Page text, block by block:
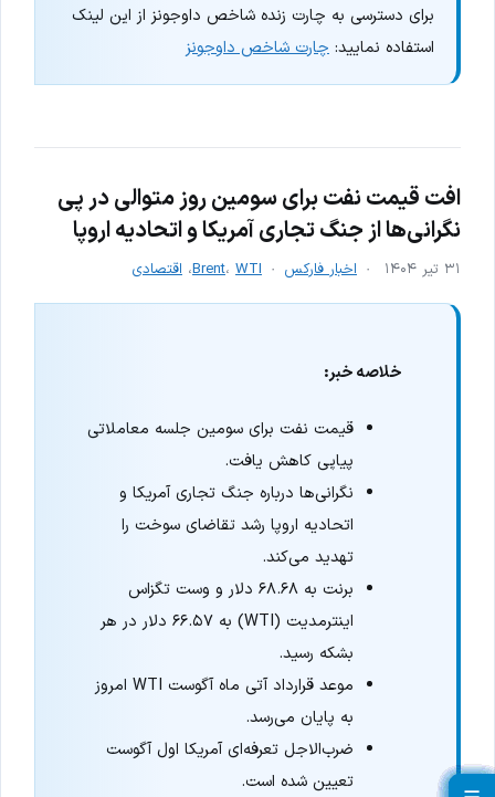
برای دسترسی به چارت زنده شاخص داوجونز از این لینک
استفاده نمایید: چارت شاخص داوجونز
افت قیمت نفت برای سومین روز متوالی در پی
نگرانی‌ها از جنگ تجاری آمریکا و اتحادیه اروپا
۳۱ تیر ۱۴۰۴ اخبار فارکس Brent، WTI ، اقتصادی
خلاصه خبر:
قیمت نفت برای سومین جلسه معاملاتی
پیاپی کاهش یافت.
نگرانی‌ها درباره جنگ تجاری آمریکا و
اتحادیه اروپا رشد تقاضای سوخت را
تهدید می‌کند.
برنت به ۶۸.۶۸ دلار و وست تگزاس
اینترمدیت (WTI) به ۶۶.۵۷ دلار در هر
بشکه رسید.
موعد قرارداد آتی ماه آگوست WTI امروز
به پایان می‌رسد.
ضرب‌الاجل تعرفه‌ای آمریکا اول آگوست
تعیین شده است.